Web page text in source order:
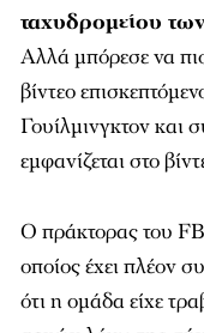
ταχυδρομείου
Αλλά μπόρεσε να
βίντεο
Γουίλμινγκτον και
εμφανίζεται στο
Ο πράκτορας του
οποίος έχει πλέον
ότι η ομάδα είχε